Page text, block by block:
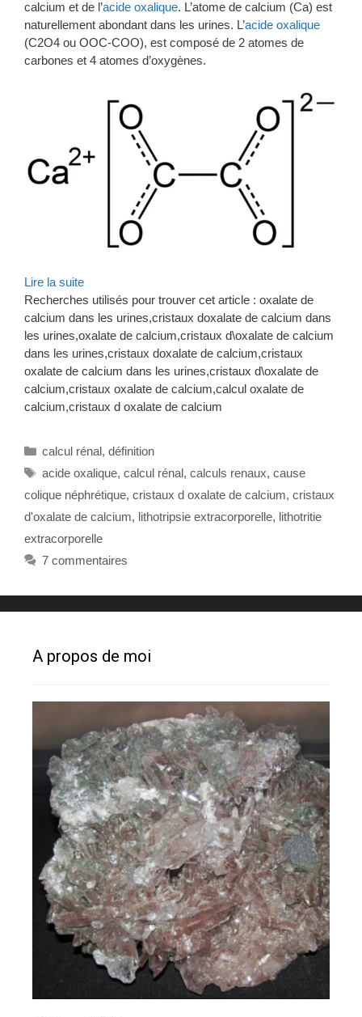
calcium et de l’acide oxalique. L’atome de calcium (Ca) est
naturellement abondant dans les urines. L’acide oxalique
(C2O4 ou OOC-COO), est composé de 2 atomes de
carbones et 4 atomes d’oxygènes.
Lire la suite
Recherches utilisés pour trouver cet article : oxalate de
calcium dans les urines,cristaux doxalate de calcium dans
les urines,oxalate de calcium,cristaux d\oxalate de calcium
dans les urines,cristaux doxalate de calcium,cristaux
oxalate de calcium dans les urines,cristaux d\oxalate de
calcium,cristaux oxalate de calcium,calcul oxalate de
calcium,cristaux d oxalate de calcium
Catégories
calcul rénal, définition
Étiquettes
acide oxalique, calcul rénal, calculs renaux, cause
colique néphrétique, cristaux d oxalate de calcium, cristaux
d'oxalate de calcium, lithotripsie extracorporelle, lithotritie
extracorporelle
7 commentaires
A propos de moi